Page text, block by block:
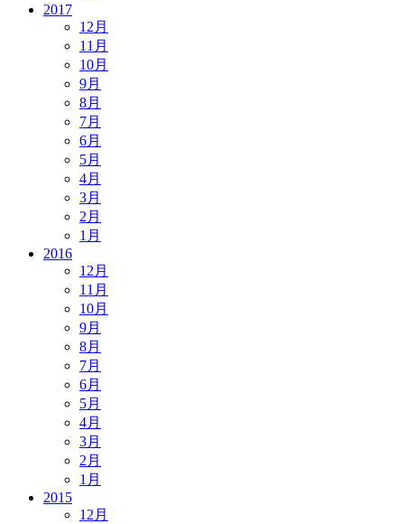
2017
12月
11月
10月
9月
8月
7月
6月
5月
4月
3月
2月
1月
2016
12月
11月
10月
9月
8月
7月
6月
5月
4月
3月
2月
1月
2015
12月